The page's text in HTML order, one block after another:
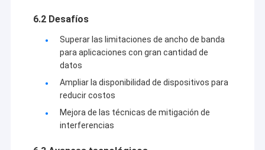
6.2 Desafíos
Superar las limitaciones de ancho de banda
para aplicaciones con gran cantidad de
datos
Ampliar la disponibilidad de dispositivos para
reducir costos
Mejora de las técnicas de mitigación de
interferencias